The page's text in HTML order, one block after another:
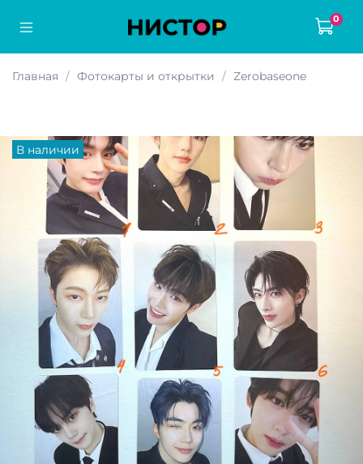
0
Главная Фотокарты и открытки Zerobaseone
В наличии